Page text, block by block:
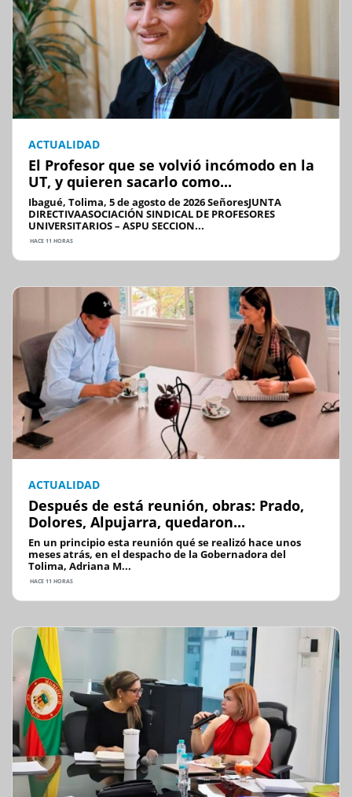
ACTUALIDAD
El Profesor que se volvió incómodo en la
UT, y quieren sacarlo como...
Ibagué, Tolima, 5 de agosto de 2026 SeñoresJUNTA
DIRECTIVAASOCIACIÓN SINDICAL DE PROFESORES
UNIVERSITARIOS – ASPU SECCION...
HACE 11 HORAS
ACTUALIDAD
Después de está reunión, obras: Prado,
Dolores, Alpujarra, quedaron...
En un principio esta reunión qué se realizó hace unos
meses atrás, en el despacho de la Gobernadora del
Tolima, Adriana M...
HACE 11 HORAS